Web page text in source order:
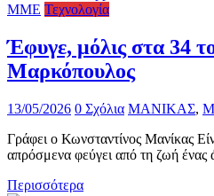
ΜΜΕ Τεχνολογία
Έφυγε, μόλις στα 34
Μαρκόπουλος
13/05/2026 0 Σχόλια ΜΑΝΙΚΑΣ,
Γράφει ο Κωνσταντίνος Μανίκας
απρόσμενα φεύγει από τη ζωή
Περισσότερα